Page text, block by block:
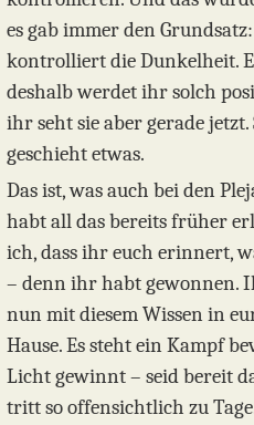
es gab immer den
kontrolliert die Dunkelheit.
deshalb werdet ihr solch
ihr seht sie aber gerade
geschieht etwas.
Das ist, was auch bei den
habt all das bereits früher
ich, dass ihr euch erinnert,
– denn ihr habt gewonnen.
nun mit diesem Wissen in
Hause. Es steht ein Kampf
Licht gewinnt – seid bereit
tritt so offensichtlich zu